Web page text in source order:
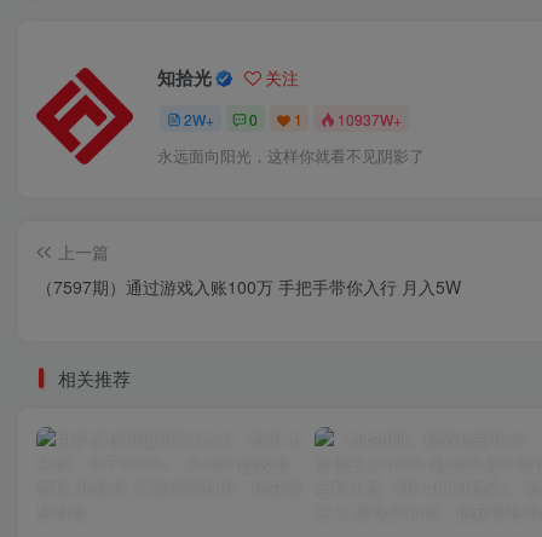
知拾光 关注
2W+ 0 1 10937W+
永远面向阳光，这样你就看不见阴影了
上一篇
（7597期）通过游戏入账100万 手把手带你入行 月入5W
相关推荐